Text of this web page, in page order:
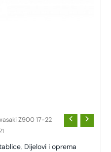
Z900 17-22
, Dijelovi i oprema